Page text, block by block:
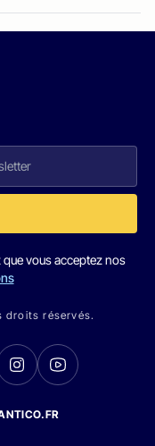
vous acceptez nos
droits réservés.